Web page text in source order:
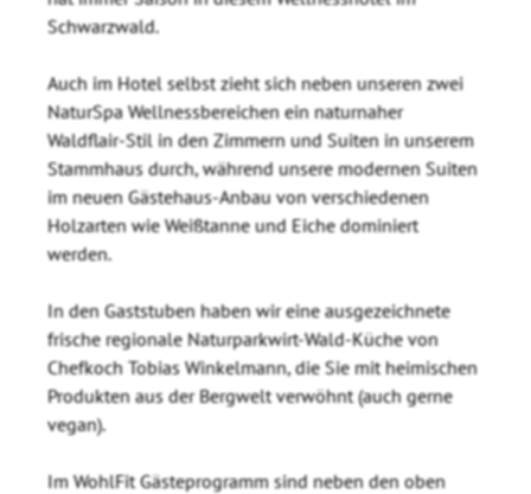
Schwarzwald.
Auch im Hotel selbst zieht sich neben unseren zwei
NaturSpa Wellnessbereichen ein naturnaher
Waldflair-Stil in den Zimmern und Suiten in unserem
Stammhaus durch, während unsere modernen Suiten
im neuen Gästehaus-Anbau von verschiedenen
Holzarten wie Weißtanne und Eiche dominiert
werden.
In den Gaststuben haben wir eine ausgezeichnete
frische regionale Naturparkwirt-Wald-Küche von
Chefkoch Tobias Winkelmann, die Sie mit heimischen
Produkten aus der Bergwelt verwöhnt (auch gerne
vegan).
Im WohlFit Gästeprogramm sind neben den oben